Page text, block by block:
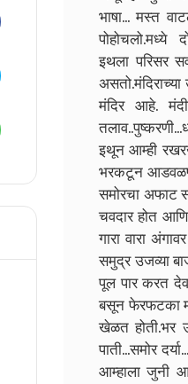
भाषा... मस्त
पोहोचलो.मध्ये
इथला परिसर
मंदिर आहे.
इथून आम्ही
भरकटून
समोरचा अफाट
चवदार होत
गारा वारा
समुद्र उजव्या
पूल पार करत
बसून फेरफटका
खेळत होती.भर
पाती...समोर
आम्हाला जुनी